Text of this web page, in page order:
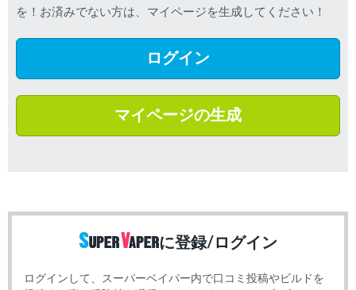
を！お済みでない方は、マイページを生成してください！
ログイン
マイページの生成
に登録/ログイン
ログインして、スーパーベイパー内で口コミ投稿やビルドを